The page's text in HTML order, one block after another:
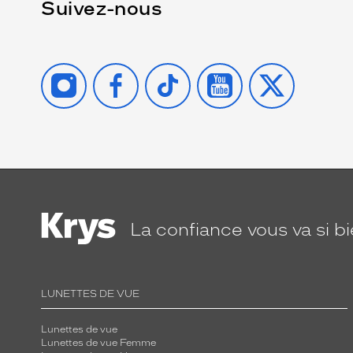
Suivez-nous
INSTAGRAMFACEBOOK
TIKTOK YOUTUBE
X
La confiance vous va si
LUNETTES DE VUE
Lunettes de vue
Lunettes de vue Femme